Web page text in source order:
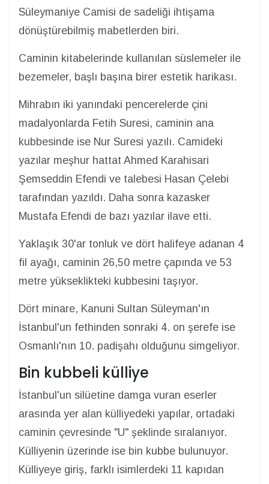
Süleymaniye Camisi de sadeliği ihtişama
dönüştürebilmiş mabetlerden biri.
Caminin kitabelerinde kullanılan süslemeler ile
bezemeler, başlı başına birer estetik harikası.
Mihrabın iki yanındaki pencerelerde çini
madalyonlarda Fetih Suresi, caminin ana
kubbesinde ise Nur Suresi yazılı. Camideki
yazılar meşhur hattat Ahmed Karahisari
Şemseddin Efendi ve talebesi Hasan Çelebi
tarafından yazıldı. Daha sonra kazasker
Mustafa Efendi de bazı yazılar ilave etti.
Yaklaşık 30'ar tonluk ve dört halifeye adanan 4
fil ayağı, caminin 26,50 metre çapında ve 53
metre yükseklikteki kubbesini taşıyor.
Dört minare, Kanuni Sultan Süleyman'ın
İstanbul'un fethinden sonraki 4. on şerefe ise
Osmanlı'nın 10. padişahı olduğunu simgeliyor.
Bin kubbeli külliye
İstanbul'un silüetine damga vuran eserler
arasında yer alan külliyedeki yapılar, ortadaki
caminin çevresinde "U" şeklinde sıralanıyor.
Külliyenin üzerinde ise bin kubbe bulunuyor.
Külliyeye giriş, farklı isimlerdeki 11 kapıdan